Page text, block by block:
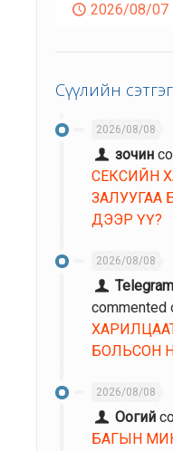
2026/08/07
Сүүлийн
2026/08/08
зочин
СЕКСИЙН
ЗАЛУУГАА
ДЭЭР ҮҮ?
2026/08/08
commented
БОЛЬСОН
2026/08/08
Оогий
БАГЫН